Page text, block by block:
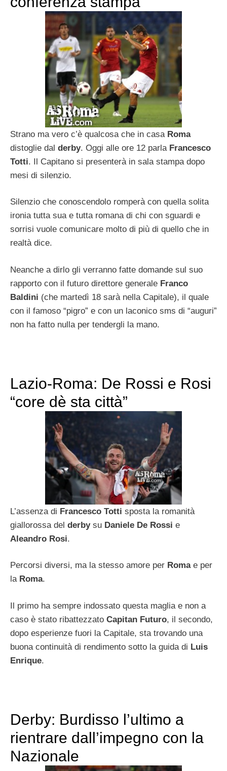
Strano ma vero c’è qualcosa che in casa Roma
distoglie dal derby. Oggi alle ore 12 parla Francesco
Totti. Il Capitano si presenterà in sala stampa dopo
mesi di silenzio.
Silenzio che conoscendolo romperà con quella solita
ironia tutta sua e tutta romana di chi con sguardi e
sorrisi vuole comunicare molto di più di quello che in
realtà dice.
Neanche a dirlo gli verranno fatte domande sul suo
rapporto con il futuro direttore generale Franco
Baldini (che martedì 18 sarà nella Capitale), il quale
con il famoso “pigro” e con un laconico sms di “auguri”
non ha fatto nulla per tendergli la mano.
Lazio-Roma: De Rossi e Rosi
“core dè sta città”
L’assenza di Francesco Totti sposta la romanità
giallorossa del derbysu Daniele De Rossi e
Aleandro Rosi.
Percorsi diversi, ma la stesso amore per Romae per
la Roma.
Il primo ha sempre indossato questa maglia e non a
caso è stato ribattezzato Capitan Futuro, il secondo,
dopo esperienze fuori la Capitale, sta trovando una
buona continuità di rendimento sotto la guida di Luis
Enrique.
Derby: Burdisso l’ultimo a
rientrare dall’impegno con la
Nazionale